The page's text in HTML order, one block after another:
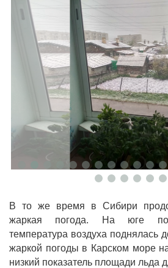
В то же время в Сибири
жаркая погода. На юге
температура воздуха поднялась
жаркой погоды в Карском море
низкий показатель площади льда